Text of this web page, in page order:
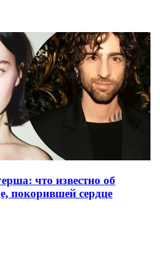
что известно об
покорившей сердце